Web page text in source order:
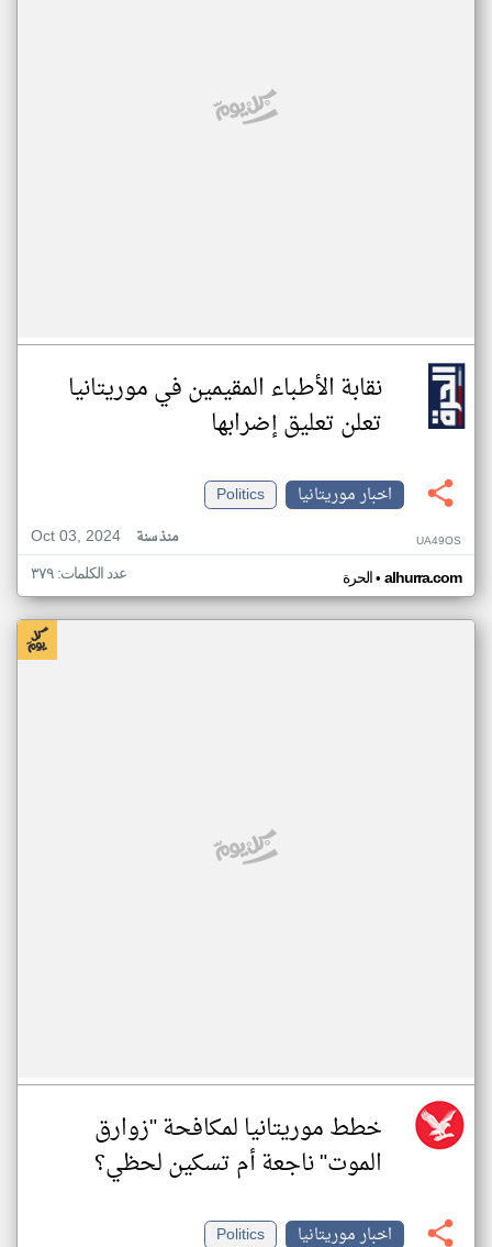
نقابة الأطباء المقيمين في موريتانيا
تعلن تعليق إضرابها
اخبار موريتانيا
Politics
Oct 03, 2024
منذ سنة UA49OS
الحرة• alhurra.com عدد الكلمات: ٣٧٩
خطط موريتانيا لمكافحة "زوارق
الموت" ناجعة أم تسكين لحظي؟
اخبار موريتانيا
Politics